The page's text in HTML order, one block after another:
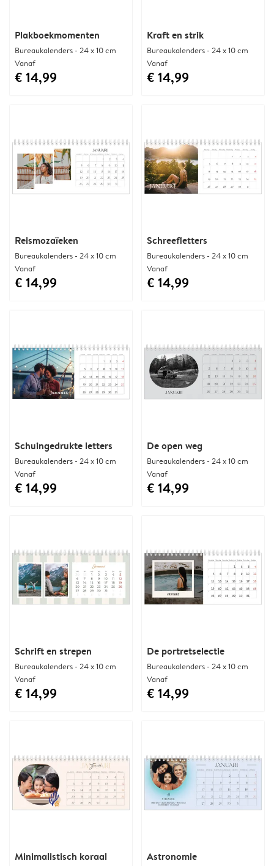
Plakboekmomenten
Bureaukalenders - 24 x 10 cm
Vanaf
€ 14,99
Kraft en strik
Bureaukalenders - 24 x 10 cm
Vanaf
€ 14,99
Reismozaïeken
Bureaukalenders - 24 x 10 cm
Vanaf
€ 14,99
Schreefletters
Bureaukalenders - 24 x 10 cm
Vanaf
€ 14,99
Schuingedrukte letters
Bureaukalenders - 24 x 10 cm
Vanaf
€ 14,99
De open weg
Bureaukalenders - 24 x 10 cm
Vanaf
€ 14,99
Schrift en strepen
Bureaukalenders - 24 x 10 cm
Vanaf
€ 14,99
De portretselectie
Bureaukalenders - 24 x 10 cm
Vanaf
€ 14,99
Minimalistisch koraal Astronomie